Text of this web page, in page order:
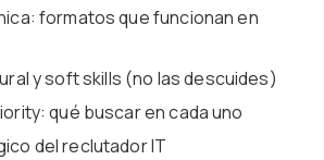
formatos que funcionan en
y soft skills (no las descuides)
qué buscar en cada uno
del reclutador IT